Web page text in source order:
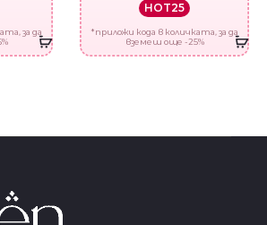
за да
HOT25
*приложи кода в количката, за да
вземеш още -25%